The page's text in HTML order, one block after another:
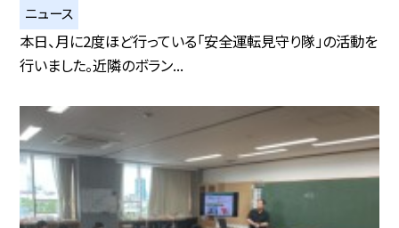
ニュース
本日、月に2度ほど行っている「安全運転見守り隊」の活動を
行いました。近隣のボラン...